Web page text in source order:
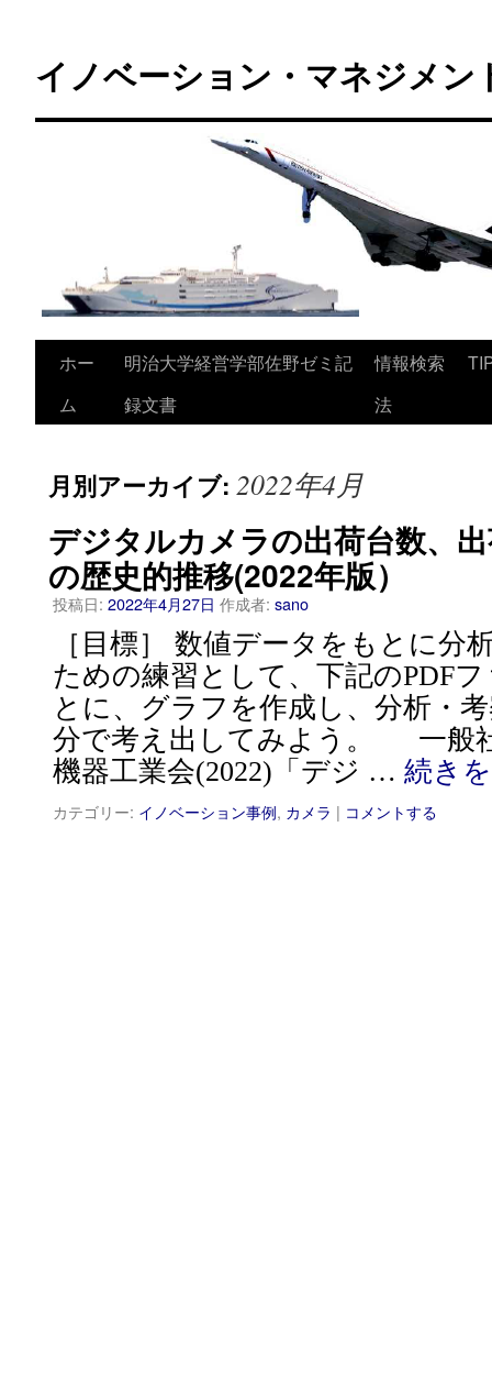
テ
イノベーション・マネジメン
ホー
ム
明治大学経営学部佐野ゼミ記
録文書
情報検索
法
月別アーカイブ: 2022年4月
デジタルカメラの出荷台数、
の歴史的推移(2022年版）
投稿日: 2022年4月27日 作成者: sano
［目標］ 数値データをもとに分
ための練習として、下記のPDF
とに、グラフを作成し、分析・
分で考え出してみよう。 一般
機器工業会(2022)「デジ … 続き
カテゴリー: イノベーション事例, カメラ | コメントする